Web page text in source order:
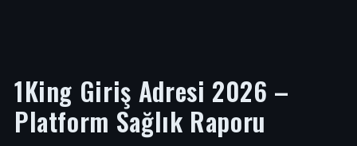
1King Giriş Adresi 2026 –
Platform Sağlık Raporu